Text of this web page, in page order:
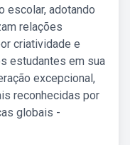
escolar, adotando
relações
criatividade e
estudantes em sua
excepcional,
reconhecidas por
globais -